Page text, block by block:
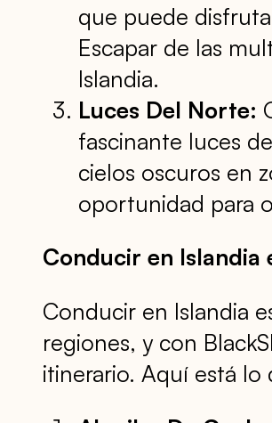
que puede
Escapar de las
Islandia.
Luces Del Norte:
fascinante luces
cielos oscuros en
oportunidad para
Conducir en Islandia
Conducir en Islandia
regiones, y con
itinerario. Aquí está lo